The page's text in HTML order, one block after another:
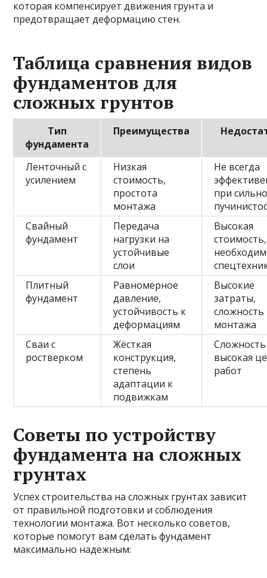
которая компенсирует движения грунта и
предотвращает деформацию стен.
Таблица сравнения видов
фундаментов для
сложных грунтов
Тип
фундамента
Преимущества
Ленточный с
усилением
Низкая
стоимость,
простота
монтажа
Не всегда
при
Свайный
фундамент
Передача
нагрузки на
устойчивые
слои
Высокая
стоимость,
Плитный
фундамент
Равномерное
давление,
устойчивость к
деформациям
Высокие
затраты,
сложность
монтажа
Сваи с
ростверком
Жёсткая
конструкция,
степень
адаптации к
подвижкам
высокая
работ
Советы по устройству
фундамента на сложных
грунтах
Успех строительства на сложных грунтах зависит
от правильной подготовки и соблюдения
технологии монтажа. Вот несколько советов,
которые помогут вам сделать фундамент
максимально надёжным: